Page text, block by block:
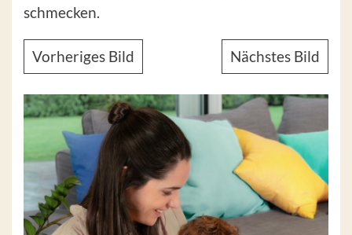
schmecken.
Vorheriges Bild Nächstes Bild